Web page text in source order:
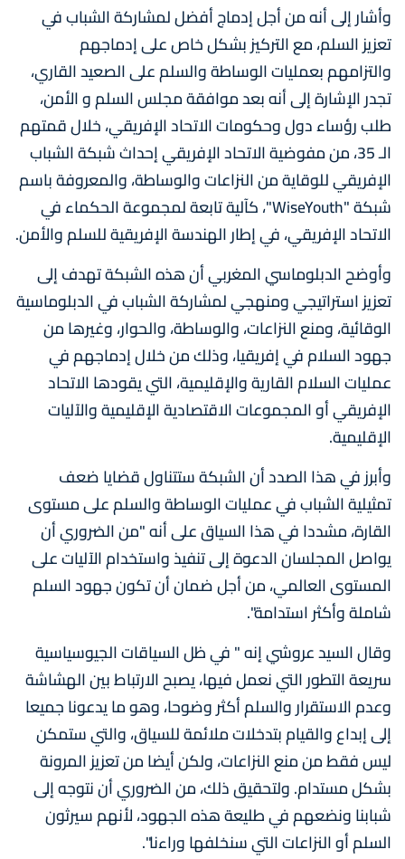
وأشار إلى أنه من أجل إدماج أفضل لمشاركة الشباب في
تعزيز السلم، مع التركيز بشكل خاص على إدماجهم
والتزامهم بعمليات الوساطة والسلم على الصعيد القاري،
تجدر الإشارة إلى أنه بعد موافقة مجلس السلم و الأمن،
طلب رؤساء دول وحكومات الاتحاد الإفريقي، خلال قمتهم
الـ 35، من مفوضية الاتحاد الإفريقي إحداث شبكة الشباب
الإفريقي للوقاية من النزاعات والوساطة، والمعروفة باسم
شبكة "WiseYouth"، كآلية تابعة لمجموعة الحكماء في
الاتحاد الإفريقي، في إطار الهندسة الإفريقية للسلم والأمن.
وأوضح الدبلوماسي المغربي أن هذه الشبكة تهدف إلى
تعزيز استراتيجي ومنهجي لمشاركة الشباب في الدبلوماسية
الوقائية، ومنع النزاعات، والوساطة، والحوار، وغيرها من
جهود السلام في إفريقيا، وذلك من خلال إدماجهم في
عمليات السلام القارية والإقليمية، التي يقودها الاتحاد
الإفريقي أو المجموعات الاقتصادية الإقليمية والآليات
الإقليمية.
وأبرز في هذا الصدد أن الشبكة ستتناول قضايا ضعف
تمثيلية الشباب في عمليات الوساطة والسلم على مستوى
القارة، مشددا في هذا السياق على أنه "من الضروري أن
يواصل المجلسان الدعوة إلى تنفيذ واستخدام الآليات على
المستوى العالمي، من أجل ضمان أن تكون جهود السلم
شاملة وأكثر استدامة".
وقال السيد عروشي إنه " في ظل السياقات الجيوسياسية
سريعة التطور التي نعمل فيها، يصبح الارتباط بين الهشاشة
وعدم الاستقرار والسلم أكثر وضوحا، وهو ما يدعونا جميعا
إلى إبداع والقيام بتدخلات ملائمة للسياق، والتي ستمكن
ليس فقط من منع النزاعات، ولكن أيضا من تعزيز المرونة
بشكل مستدام. ولتحقيق ذلك، من الضروري أن نتوجه إلى
شبابنا ونضعهم في طليعة هذه الجهود، لأنهم سيرثون
السلم أو النزاعات التي سنخلفها وراءنا".